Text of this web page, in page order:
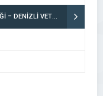
ÖZEL MERKEZEFENDİ VETERİNER POLİKLİNİĞİ – DENİZLİ VETERİNER | ACİL VETERİNER – 7/24 AÇIK NÖBETÇİ VETERİNER POLİKLİNİĞİ